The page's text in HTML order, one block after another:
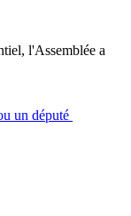
l'Assemblée a
un député